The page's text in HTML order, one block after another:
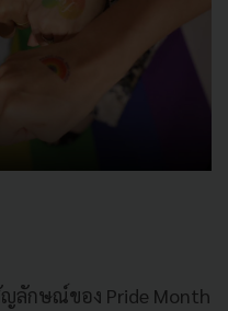
ญลักษณ์ของ Pride Month